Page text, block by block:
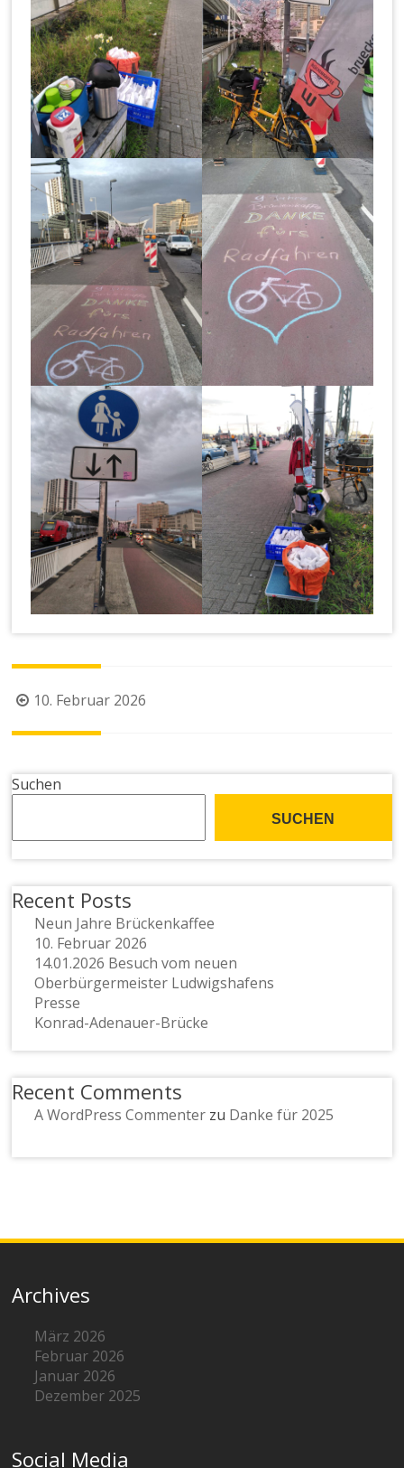
Beitragsnavigation
10. Februar 2026
Suchen
SUCHEN
Recent Posts
Neun Jahre Brückenkaffee
10. Februar 2026
14.01.2026 Besuch vom neuen
Oberbürgermeister Ludwigshafens
Presse
Konrad-Adenauer-Brücke
Recent Comments
A WordPress Commenter zu Danke für 2025
Archives
März 2026
Februar 2026
Januar 2026
Dezember 2025
Social Media